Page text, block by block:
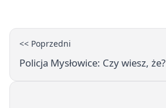
<< Poprzedni
Policja Mysłowice: Czy wiesz, że?